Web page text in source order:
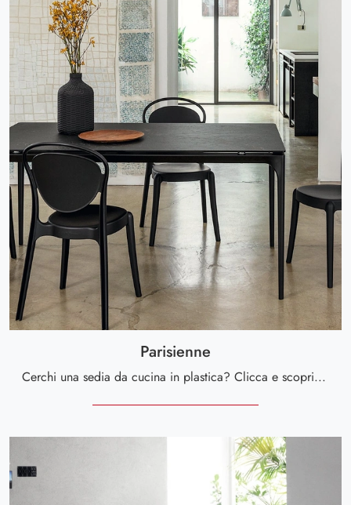
Parisienne
Cerchi una sedia da cucina in plastica? Clicca e scopri il modello Parisienne di Calligaris per completare i tuoi interni perfettamente.